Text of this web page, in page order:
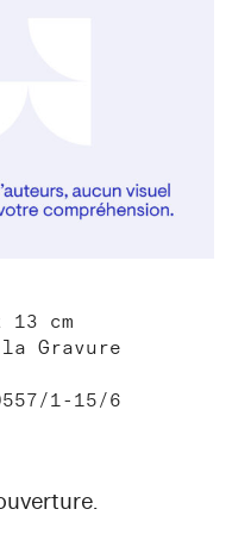
cm
Gravure
1-15/6